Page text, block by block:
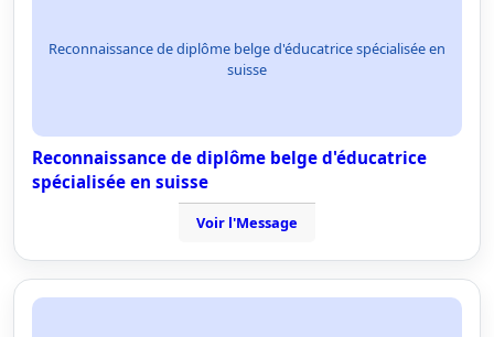
Reconnaissance de diplôme belge d'éducatrice spécialisée en
suisse
Reconnaissance de diplôme belge d'éducatrice
spécialisée en suisse
Voir l'Message